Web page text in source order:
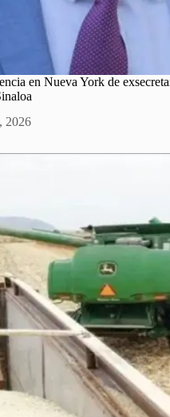
en Nueva York de
2026